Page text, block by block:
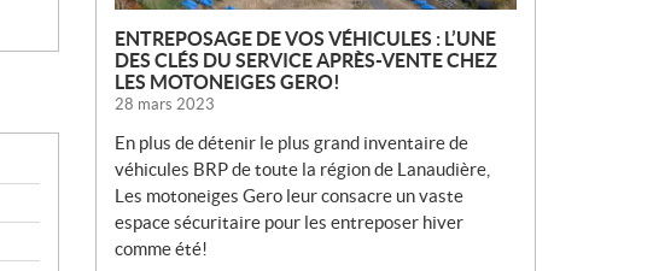
ENTREPOSAGE DE VOS VÉHICULES : L’UNE
DES CLÉS DU SERVICE APRÈS-VENTE CHEZ
LES MOTONEIGES GERO!
28 mars 2023
En plus de détenir le plus grand inventaire de
véhicules BRP de toute la région de Lanaudière,
Les motoneiges Gero leur consacre un vaste
espace sécuritaire pour les entreposer hiver
comme été!